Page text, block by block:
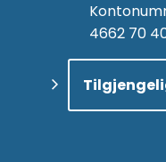
4662 70